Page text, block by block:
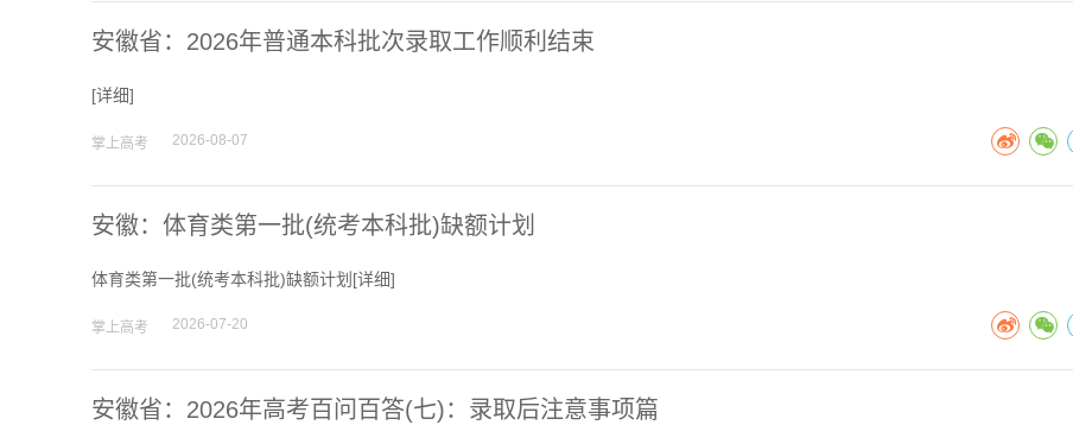
安徽省：2026年普通本科批次录取工作顺利结束
[详细]
掌上高考 2026-08-07
安徽：体育类第一批(统考本科批)缺额计划
体育类第一批(统考本科批)缺额计划[详细]
掌上高考 2026-07-20
安徽省：2026年高考百问百答(七)：录取后注意事项篇